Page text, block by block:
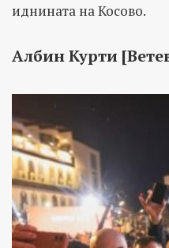
иднината на Косово.
Албин Курти